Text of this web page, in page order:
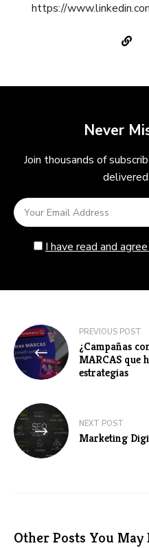
https://
Never
Join thousands of
I have read and
Navegación
de
entradas
PREVIOUS POST
¿Campañas
MARCAS que
estrategias
NEXT POST
Marketing
Other Posts You May